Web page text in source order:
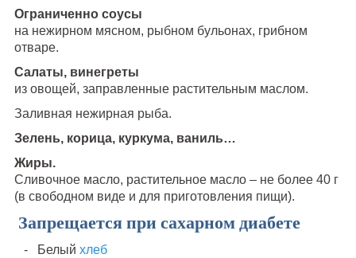
Ограниченно соусы
на нежирном мясном, рыбном бульонах, грибном
отваре.
Салаты, винегреты
из овощей, заправленные растительным маслом.
Заливная нежирная рыба.
Зелень, корица, куркума, ваниль…
Жиры.
Сливочное масло, растительное масло – не более 40 г
(в свободном виде и для приготовления пищи).
Запрещается при сахарном диабете
Белый хлеб